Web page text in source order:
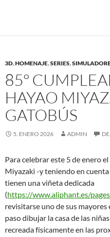
3D,HOMENAJE,SERIES,
85º
HAYAO
GATOBÚS
5. ENERO 2026 ADMIN
Para celebrar este 5 de enero
Miyazaki -y teniendo en
tienen una viñeta dedicada
(https://www.aliphant.es/
revisitarse uno de sus
paso dibujar la casa de las
recreada físicamente en las